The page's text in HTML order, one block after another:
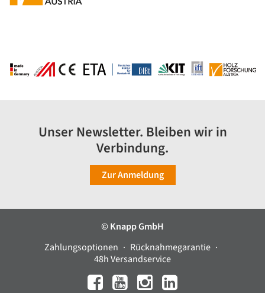
Unser Newsletter. Bleiben wir in
Verbindung.
Zur Anmeldung
© Knapp GmbH
Zahlungsoptionen
Rücknahmegarantie
48h Versandservice